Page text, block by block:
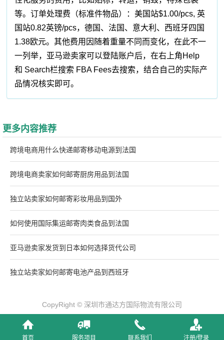
等。订单处理费（标准件物品）：美国站$1.00/pcs, 英
国站0.82英镑/pcs，德国、法国、意大利、西班牙四国
1.38欧元。其他费用因随着重量不同而变化，在此不一
一列举，亚马逊卖家可以登陆账户后，在右上角Help
和 Search栏搜索 FBA Fees去搜索，结合自己的实际产
品情况核实即可。
更多内容推荐
跨境电商用什么快递邮寄移动电源到法国
跨境电商卖家如何邮寄厨房用品到法国
独立站卖家如何邮寄彩妆用品到国外
如何使用国际集运邮寄肉类食品到法国
亚马逊卖家发货到日本如何选择货代公司
独立站卖家如何邮寄电池产品到西班牙
CopyRight © 深圳市通达方国际物流有限公司
首页 服务项目 联系我们 注册/登录